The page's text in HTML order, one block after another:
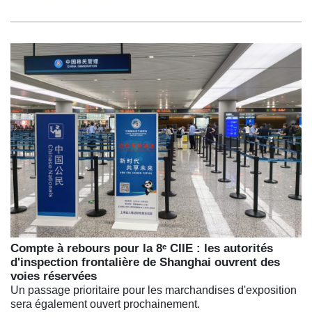
Compte à rebours pour la 8ᵉ CIIE : les autorités
d'inspection frontalière de Shanghai ouvrent des
voies réservées
Un passage prioritaire pour les marchandises d'exposition
sera également ouvert prochainement.